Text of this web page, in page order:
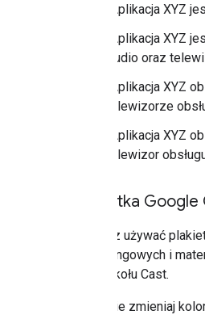
„Aplikacja XYZ
„Aplikacja XYZ
Audio oraz
„Aplikacja XYZ
telewizorze
„Aplikacja XYZ
telewizor
Plakietka
Możesz używać
marketingowych i
z protokołu Cast.
Nie zmieniaj